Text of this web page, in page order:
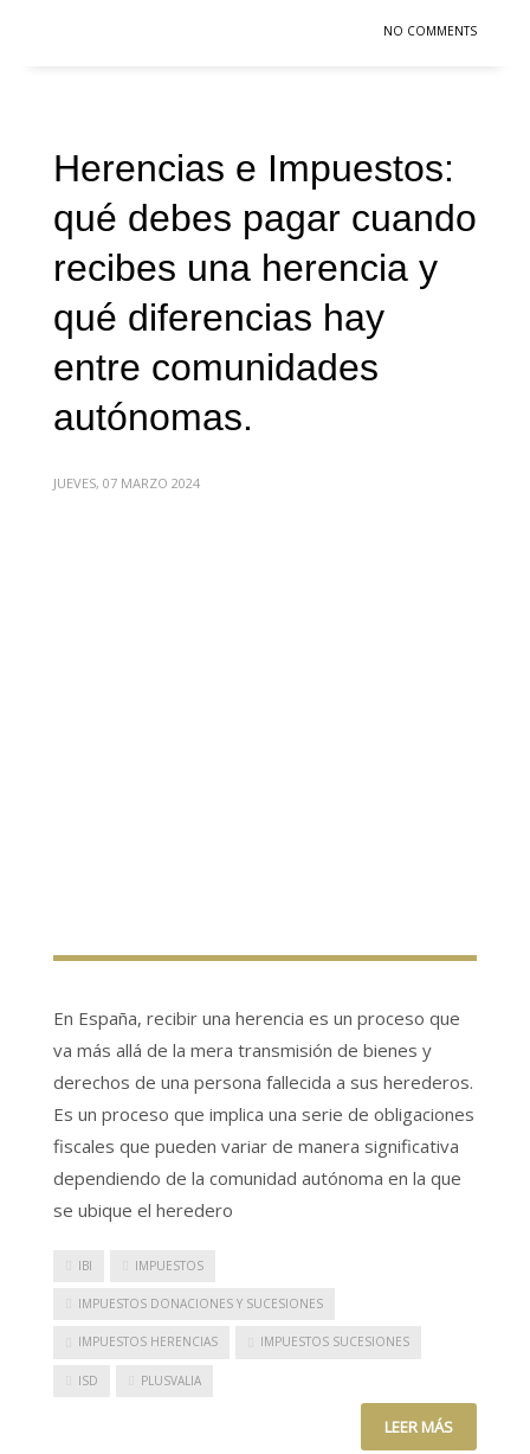
NO COMMENTS
Herencias e Impuestos:
qué debes pagar cuando
recibes una herencia y
qué diferencias hay
entre comunidades
autónomas.
JUEVES, 07 MARZO 2024
En España, recibir una herencia es un proceso que
va más allá de la mera transmisión de bienes y
derechos de una persona fallecida a sus herederos.
Es un proceso que implica una serie de obligaciones
fiscales que pueden variar de manera significativa
dependiendo de la comunidad autónoma en la que
se ubique el heredero
IBI IMPUESTOS
IMPUESTOS DONACIONES Y SUCESIONES
IMPUESTOS HERENCIAS IMPUESTOS SUCESIONES
ISD PLUSVALIA
LEER MÁS